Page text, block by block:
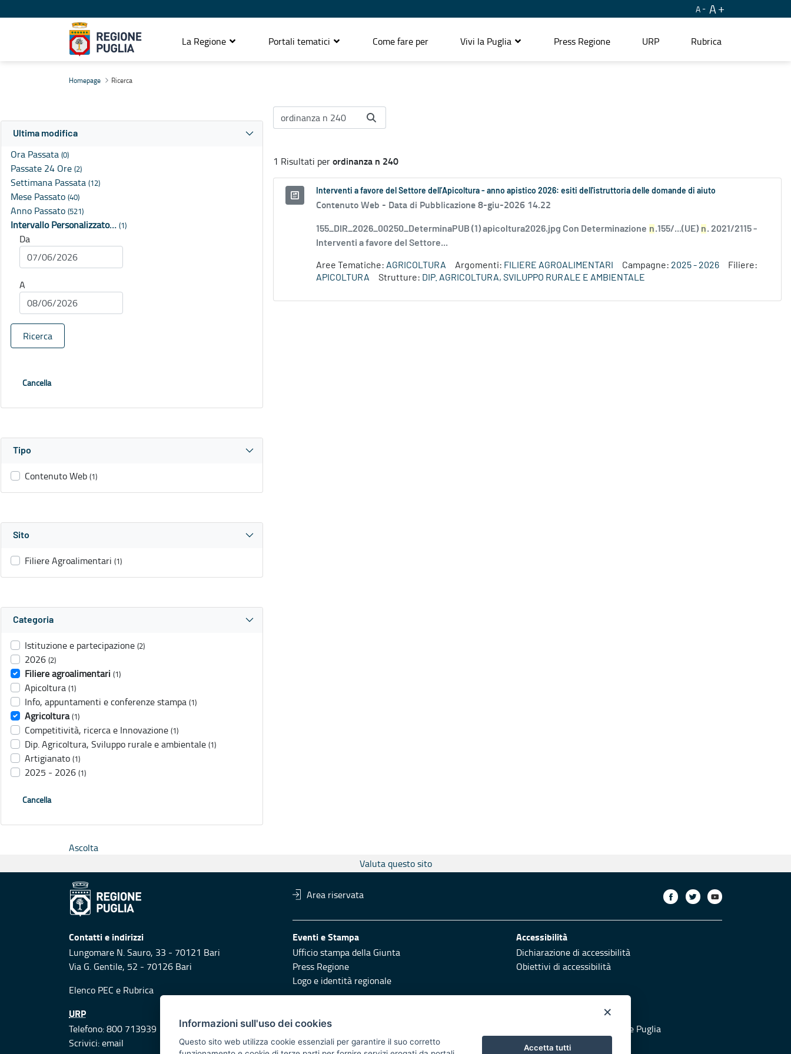
A A
La Regione Portali tematici Come fare per Vivi la Puglia Press Regione URP Rubrica
Homepage Ricerca
Ultima modifica
Ora Passata (0)
Passate 24 Ore (2)
Settimana Passata (12)
Mese Passato (40)
Anno Passato (521)
Intervallo Personalizzato… (1)
Da
A
Ricerca
Cancella
Tipo
Contenuto Web (1)
Sito
Filiere Agroalimentari (1)
Categoria
Istituzione e partecipazione (2)
2026 (2)
Filiere agroalimentari (1)
Apicoltura (1)
Info, appuntamenti e conferenze stampa (1)
Agricoltura (1)
Competitività, ricerca e Innovazione (1)
Dip. Agricoltura, Sviluppo rurale e ambientale (1)
Artigianato (1)
2025 - 2026 (1)
Cancella
1 Risultati perordinanza n 240
Interventi a favore del Settore dell’Apicoltura - anno apistico 2026: esiti dell'istruttoria delle domande di aiuto
Contenuto Web - Data di Pubblicazione 8-giu-2026 14.22
155_DIR_2026_00250_DeterminaPUB (1) apicoltura2026.jpg Con Determinazione n.155/...(UE) n. 2021/2115 -
Interventi a favore del Settore...
Aree Tematiche: AGRICOLTURA Argomenti: FILIERE AGROALIMENTARI Campagne: 2025 - 2026
Filiere:
APICOLTURA
Strutture: DIP. AGRICOLTURA, SVILUPPO RURALE E AMBIENTALE
Ascolta
Valuta questo sito
Area riservata
Contatti e indirizzi
Lungomare N. Sauro, 33 - 70121 Bari
Via G. Gentile, 52 - 70126 Bari
Elenco PEC e Rubrica
Eventi e Stampa
Ufficio stampa della Giunta
Press Regione
Logo e identità regionale
Accessibilità
Dichiarazione di accessibilità
Obiettivi di accessibilità
URP
Telefono: 800 713939
Scrivici:email
Responsabili di pubblicazione Vai al sito di Protezione Civile Puglia
×
Informazioni sull'uso dei cookies
Questo sito web utilizza cookie essenziali per garantire il suo corretto
Accetta tutti